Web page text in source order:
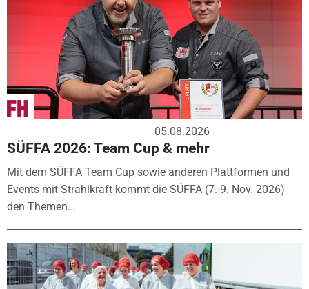
05.08.2026
SÜFFA 2026: Team Cup & mehr
Mit dem SÜFFA Team Cup sowie anderen Plattformen und
Events mit Strahlkraft kommt die SÜFFA (7.-9. Nov. 2026)
den Themen...